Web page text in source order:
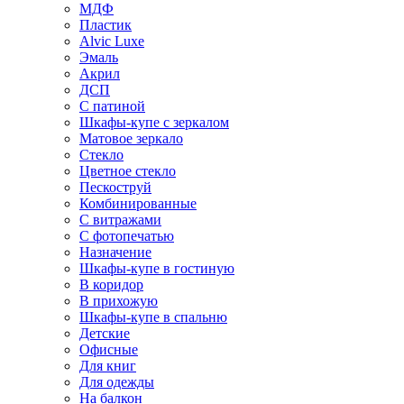
МДФ
Пластик
Alvic Luxe
Эмаль
Акрил
ДСП
С патиной
Шкафы-купе с зеркалом
Матовое зеркало
Стекло
Цветное стекло
Пескоструй
Комбинированные
С витражами
С фотопечатью
Назначение
Шкафы-купе в гостиную
В коридор
В прихожую
Шкафы-купе в спальню
Детские
Офисные
Для книг
Для одежды
На балкон